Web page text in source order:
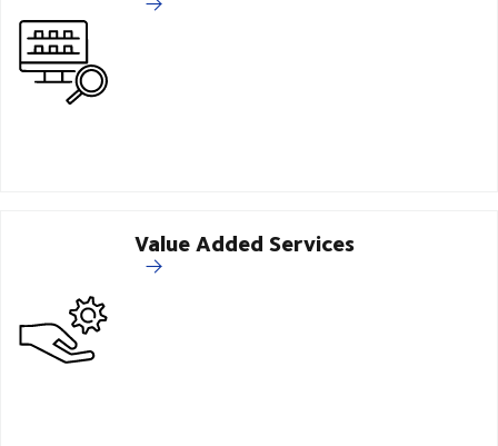
Value Added Services